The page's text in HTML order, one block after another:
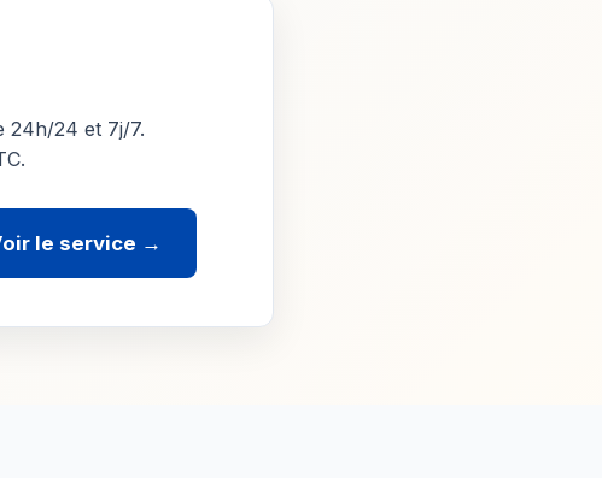
24h/24 et 7j/7.
le service →